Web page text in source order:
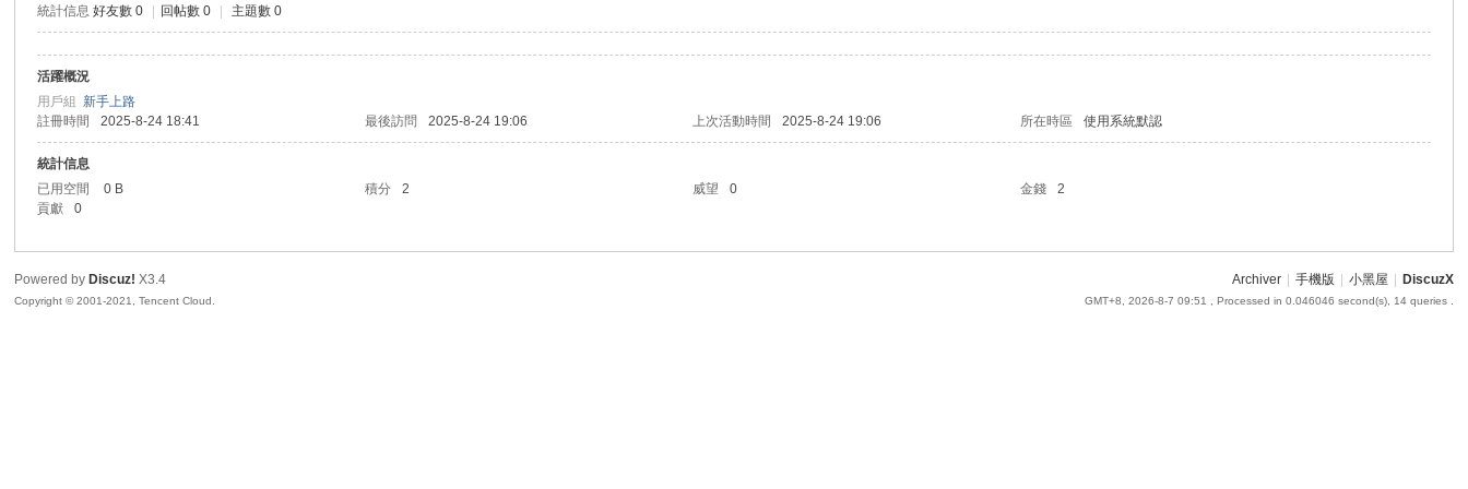
統計信息 好友數 0 回帖數 0 主題數 0
活躍概況
用戶組新手上路
註冊時間
2025-8-24 18:41 最後訪問 2025-8-24 19:06 上次活動時間 2025-8-24 19:06 所在時區 使用系統默認
統計信息
已用空間
0 B 積分 2 威望 0 金錢
2
貢獻
0
Archiver 手機版 小黑屋 DiscuzX
GMT+8, 2026-8-7 09:51 , Processed in 0.046046 second(s), 14 queries .
Powered by Discuz! X3.4
Copyright © 2001-2021, Tencent Cloud.